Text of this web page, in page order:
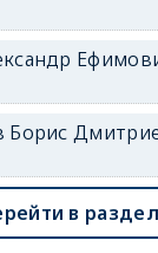
Борис
в раздел